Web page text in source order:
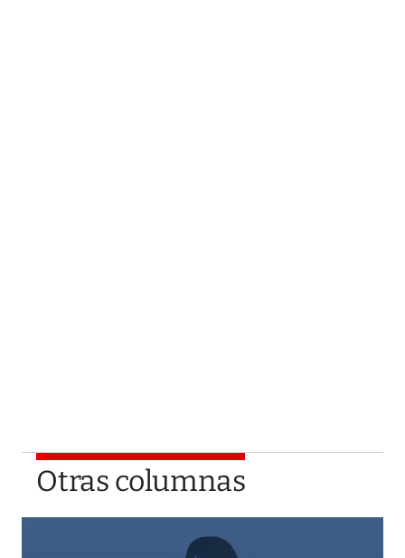
Otras columnas